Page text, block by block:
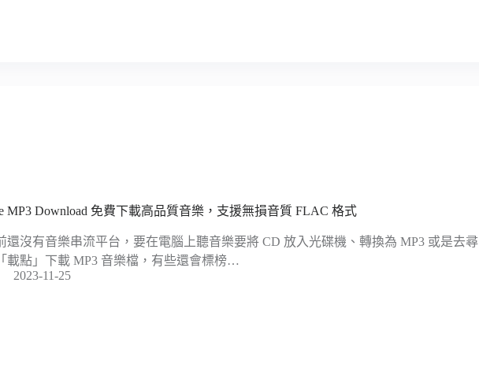
MP3 Download 免費下載高品質音樂，支援無損音質 FLAC 格式
還沒有音樂串流平台，要在電腦上聽音樂要將 CD 放入光碟機、轉換為 MP3 或是去尋
載點」下載 MP3 音樂檔，有些還會標榜…
2023-11-25